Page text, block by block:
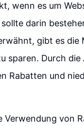
wenn es um
darin
gibt es
sparen. Durch die
Rabatten und
von